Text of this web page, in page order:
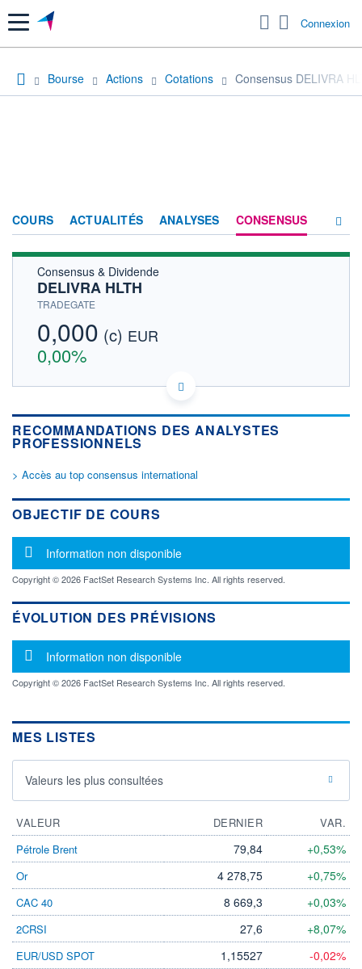
Menu Connexion
Bourse Actions Cotations Consensus DELIVRA
COURS ACTUALITÉS ANALYSES CONSENSUS
Consensus & Dividende
DELIVRA HLTH
TRADEGATE
0,000 (c) EUR
0,00%
CA24703H2019 3F0
Politique d'exécution
Cotation sur les autres places
0,000 0,000
+ HAUT
0,000
+ BAS
VOLUME
0
CAPITAL ÉCHANGÉ
VALORISATION DERNIER ÉCHANGE
-
LIMITE À LA
BAISSE
LIMITE À LA
HAUSSE
RENDEMENT
- -
0,00 EUR DIVIDENDE
-
Non éligible
Boursobank
+ PORTEFEUILLE + LISTE
RECOMMANDATIONS DES ANALYSTES
PROFESSIONNELS
> Accès au top consensus international
OBJECTIF DE COURS
Message d'information
Information non disponible
Copyright © 2026 FactSet Research Systems Inc. All rights reserved.
ÉVOLUTION DES PRÉVISIONS
Message d'information
Information non disponible
Copyright © 2026 FactSet Research Systems Inc. All rights reserved.
MES LISTES
Valeurs les plus consultées
VALEUR DERNIER
VAR.
Pétrole Brent
79,84 +0,53%
Or 4 278,75 +0,75%
CAC 40 8 669,3 +0,03%
2CRSI 27,6 +8,07%
EUR/USD SPOT 1,15527 -0,02%